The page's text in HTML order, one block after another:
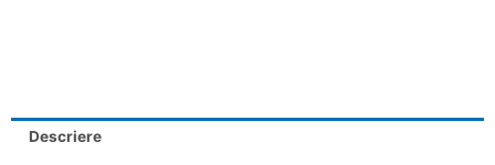
Descriere